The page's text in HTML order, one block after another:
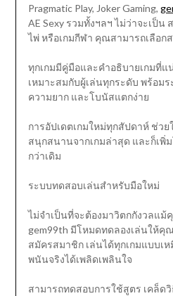
Pragmatic Play, Joker Gaming,
AE Sexy รวมทั้งฯลฯ ไม่ว่าจะเป็น
ไพ่ หรือเกมกีฬา คุณสามารถเลือ
ทุกเกมมีคู่มือและคำอธิบายเกมที่
เหมาะสมกับผู้เล่นทุกระดับ พร้อม
ความยาก และโบนัสแตกง่าย
การอัปเดตเกมใหม่ทุกสัปดาห์ ช่ว
สนุกสนานจากเกมล่าสุด และก็เพิ่
กว่าเดิม
ระบบทดสอบเล่นสำหรับมือใหม่
ไม่จำเป็นที่จะต้องมาวิตกกังวลแ
gem99th มีโหมดทดลองเล่นให้คุ
สมัครสมาชิก เล่นได้ทุกเกมแบบเ
พนันจริงได้เพลิดเพลินใจ
สามารถทดสอบการใช้สูตร เคล็ด